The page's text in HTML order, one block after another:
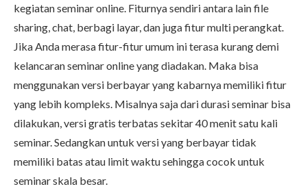
kegiatan seminar online. Fiturnya sendiri antara lain file
sharing, chat, berbagi layar, dan juga fitur multi perangkat.
Jika Anda merasa fitur-fitur umum ini terasa kurang demi
kelancaran seminar online yang diadakan. Maka bisa
menggunakan versi berbayar yang kabarnya memiliki fitur
yang lebih kompleks. Misalnya saja dari durasi seminar bisa
dilakukan, versi gratis terbatas sekitar 40 menit satu kali
seminar. Sedangkan untuk versi yang berbayar tidak
memiliki batas atau limit waktu sehingga cocok untuk
seminar skala besar.